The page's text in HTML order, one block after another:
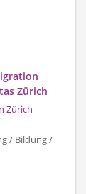
Zürich
Zürich
/ Bildung /